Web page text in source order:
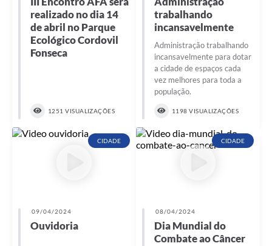
realizado no dia 14
de abril no Parque
Ecológico Cordovil
Fonseca
1251 VISUALIZAÇÕES
trabalhando
incansavelmente
Administração trabalhando
incansavelmente para dotar
a cidade de espaços cada
vez melhores para toda a
população.
1198 VISUALIZAÇÕES
CIDADE
09/04/2024
Ouvidoria
CIDADE
08/04/2024
Dia Mundial do
Combate ao Câncer